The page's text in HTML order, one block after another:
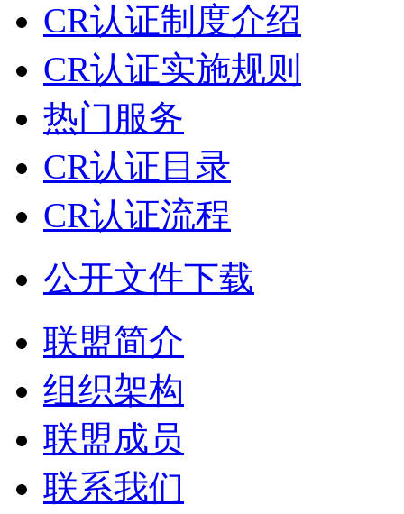
CR认证制度介绍
CR认证实施规则
热门服务
CR认证目录
CR认证流程
公开文件下载
联盟简介
组织架构
联盟成员
联系我们